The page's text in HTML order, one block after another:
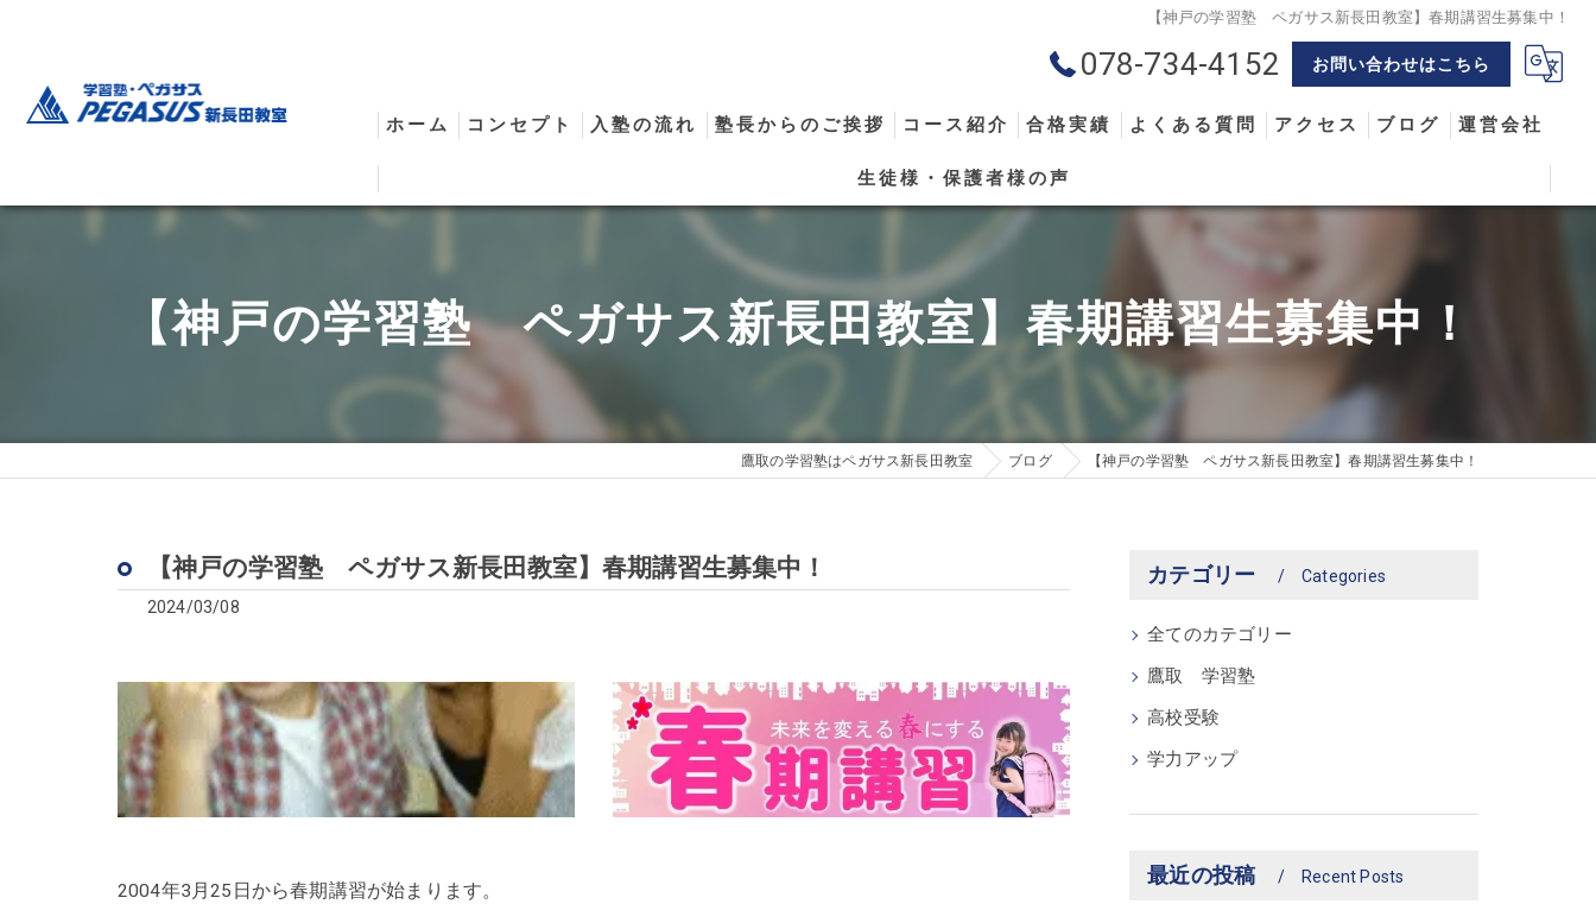
【神戸の学習塾 ペガサス新長田教室】春期講習生募集中！
078-734-4152 お問い合わせはこちら
ホーム コンセプト
安全メール
入塾の流れ 塾長からのご挨拶 コース紹介 合格実績 よくある質問 アクセス ブログ 運営会社
生徒様・保護者様の声
【神戸の学習塾 ペガサス新長田教室】春期講習生募集中！
鷹取の学習塾はペガサス新長田教室 ブログ 【神戸の学習塾 ペガサス新長田教室】春期講習生募集中！
【神戸の学習塾 ペガサス新長田教室】春期講習生募集中！
2024/03/08
2004年3月25日から春期講習が始まります。
カテゴリー Categories
全てのカテゴリー
鷹取 学習塾
高校受験
学力アップ
最近の投稿 Recent Posts